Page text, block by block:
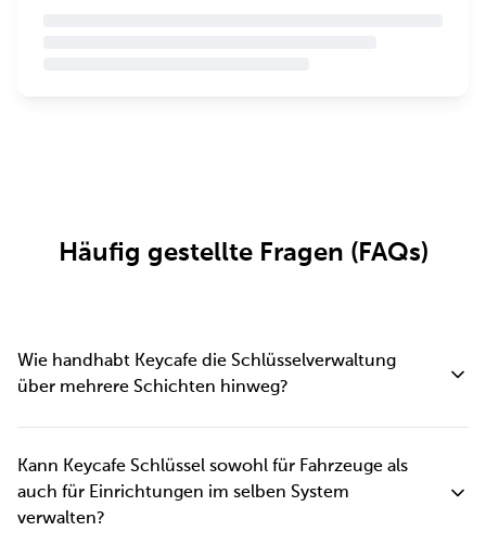
Häufig gestellte Fragen (FAQs)
Wie handhabt Keycafe die Schlüsselverwaltung
über mehrere Schichten hinweg?
sodass immer eine klare Aufzeichnung besteht, welche Schlüssel
sich beim Schichtwechsel im Umlauf befinden. Abgehende
Mitarbeiter geben Schlüssel vor Schichtende in die SmartBox
Kann Keycafe Schlüssel sowohl für Fahrzeuge als
auch für Einrichtungen im selben System
verwalten?